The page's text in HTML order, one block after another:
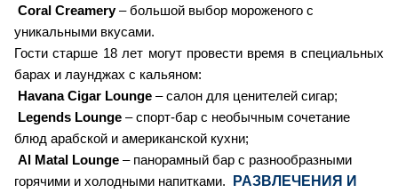
Сoral Creamery– большой выбор мороженого с
уникальными вкусами.
Гости старше 18 лет могут провести время в специальных
барах и лаунджах с кальяном:
Havana Cigar Lounge – салон для ценителей сигар;
Legends Lounge – спорт-бар с необычным сочетание
блюд арабской и американской кухни;
Al Matal Lounge – панорамный бар с разнообразными
горячими и холодными напитками.
РАЗВЛЕЧЕНИЯ И